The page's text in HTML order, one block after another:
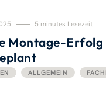
5 minutes Lesezeit
Montage-Erfolg
ALLGEMEIN